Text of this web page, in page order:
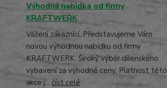
Výhodná nabídka od firmy
KRAFTWERK
Vážení zákaznící, Představujeme Vám
novou výhodnou nabídku od firmy
KRAFTWERK. Široký výběr dílenského
vybavení za výhodné ceny. Platnost této
akce j... číst celé